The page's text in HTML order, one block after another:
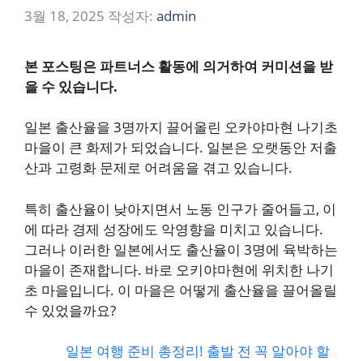
3월 18, 2025 작성자: admin
본 포스팅은 파트너스 활동에 의거하여 커미션을 받
을 수 있습니다.
일본 출산율을 3명까지 끌어올린 오카야마현 나기초
마을이 큰 화제가 되었습니다. 일본은 오랫동안 저출
산과 고령화 문제로 어려움을 겪고 있습니다.
특히 출산율이 낮아지면서 노동 인구가 줄어들고, 이
에 따라 경제 성장에도 악영향을 미치고 있습니다.
그러나 이러한 일본에서도 출산율이 3명에 육박하는
마을이 존재합니다. 바로 오키야마현에 위치한 나기
초 마을입니다. 이 마을은 어떻게 출산율을 끌어올릴
수 있었을까요?
일본 여행 준비 총정리! 출발 전 꼭 알아야 할